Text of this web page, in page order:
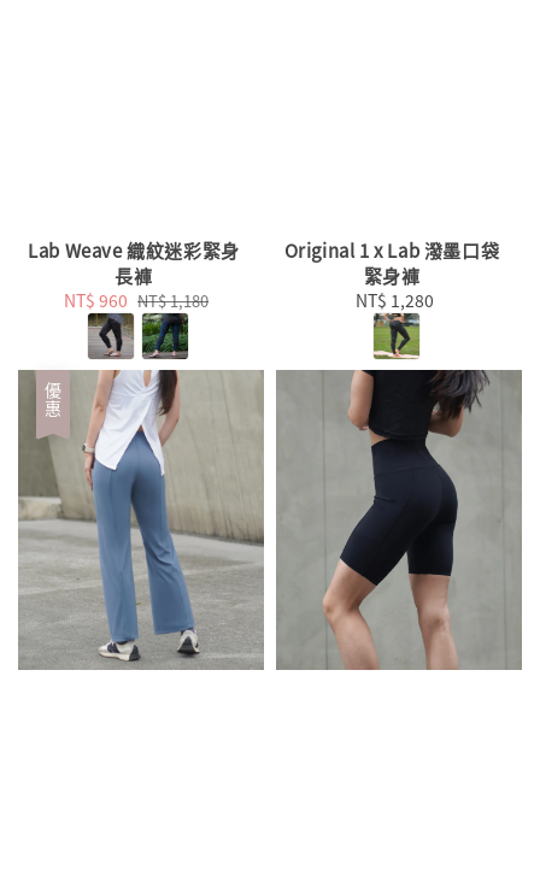
Lab Weave 織紋迷彩緊身
長褲
Sale
price
NT$ 960 Regular
price
NT$ 1,180
Original 1 x Lab 潑墨口袋
緊身褲
Regular
price
NT$ 1,280
優惠